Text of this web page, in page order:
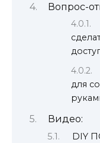
Вопрос-
для
Видео:
DIY